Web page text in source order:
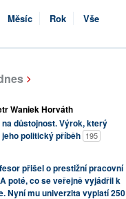
Měsíc Rok Vše
Waniek Horváth
důstojnost. Výrok, který
politický příběh 195
přišel o prestižní pracovní
poté, co se veřejně vyjádřil k
Nyní mu univerzita vyplatí 250